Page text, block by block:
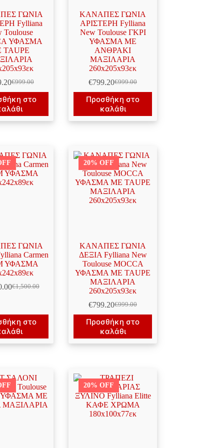
ΓΩΝΙΑ
Fylliana
Toulouse
ΥΦΑΣΜΑ
€999.00
Original
price
was:
€999.00.
Η
τρέχουσα
τιμή
είναι:
€799.20.
στο
ΚΑΝΑΠΕΣ ΓΩΝΙΑ
ΑΡΙΣΤΕΡΗ Fylliana
New Toulouse ΓΚΡΙ
ΥΦΑΣΜΑ ΜΕ
ΑΝΘΡΑΚΙ
ΜΑΞΙΛΑΡΙΑ
260x205x93εκ
€999.00
Original
price
was:
€999.00.
€799.20Η
τρέχουσα
τιμή
είναι:
€799.20.
Προσθήκη στο
καλάθι
ΓΩΝΙΑ
Carmen
ΥΦΑΣΜΑ
€1,500.00
Original
€1,500.00.
Η
είναι:
€1,200.00.
στο
20% OFF
ΚΑΝΑΠΕΣ ΓΩΝΙΑ
ΔΕΞΙΑ Fylliana New
Toulouse MOCCA
ΥΦΑΣΜΑ ΜΕ TAUPE
ΜΑΞΙΛΑΡΙΑ
260x205x93εκ
€999.00
Original
price
was:
€999.00.
€799.20Η
τρέχουσα
τιμή
είναι:
€799.20.
Προσθήκη στο
καλάθι
20% OFF